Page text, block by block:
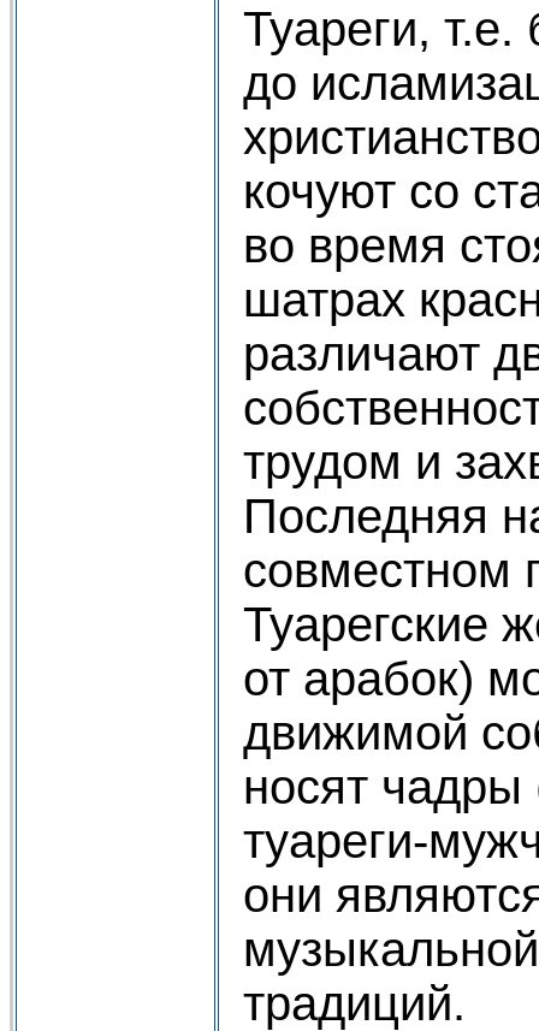
Туареги,
до
кочуют со
во время
шатрах
различают
трудом и
Последняя
совместном
Туарегские
от арабок)
движимой
носят
туареги-
они
традиций.